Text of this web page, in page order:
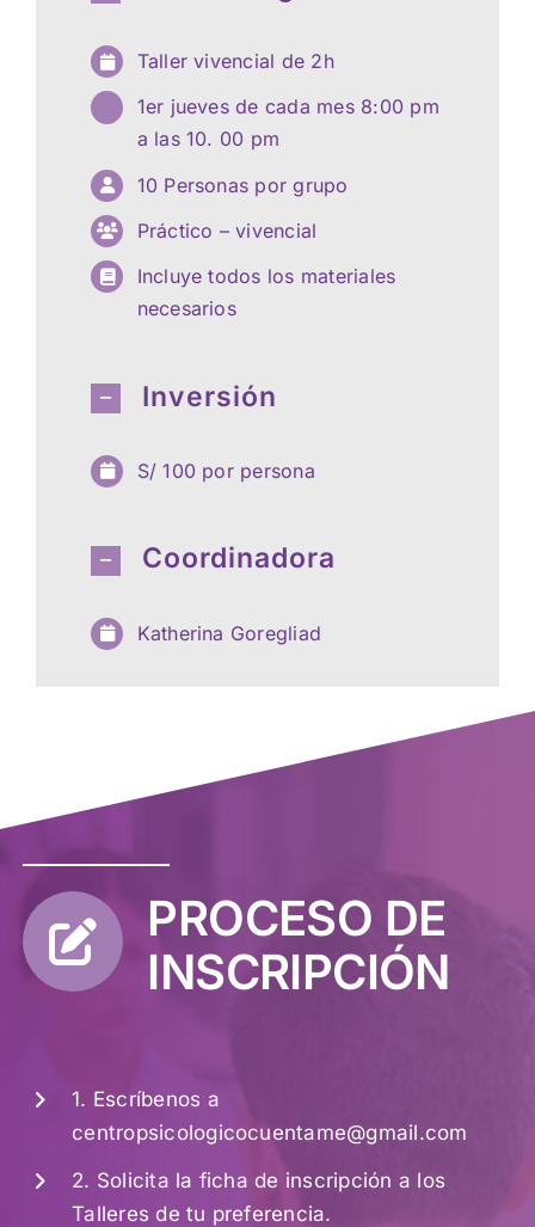
Taller vivencial de 2h
1er jueves de cada mes 8:00 pm
a las 10. 00 pm
10 Personas por grupo
Práctico – vivencial
Incluye todos los materiales
necesarios
Inversión
S/ 100 por persona
Coordinadora
Katherina Goregliad
PROCESO DE
INSCRIPCIÓN
1. Escríbenos a
centropsicologicocuentame@gmail.com
2. Solicita la ficha de inscripción a los
Talleres de tu preferencia.